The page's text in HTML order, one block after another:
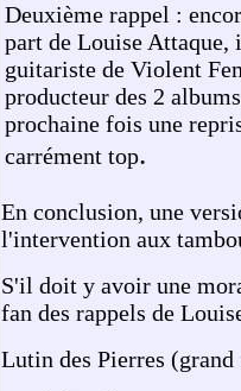
Deuxième rappel :
part de Louise Attaque,
guitariste de Violent
producteur des 2
prochaine fois une
carrément top.
En conclusion, une
l'intervention aux
S'il doit y avoir une
fan des rappels de
Lutin des Pierres